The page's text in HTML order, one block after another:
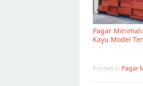
Pagar
Kayu Model
Posted in Pagar